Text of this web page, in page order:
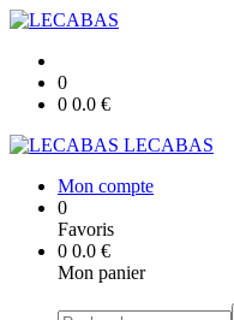
0
0 0.0 €
LECABAS
Mon compte
0
Favoris
0 0.0 €
Mon panier